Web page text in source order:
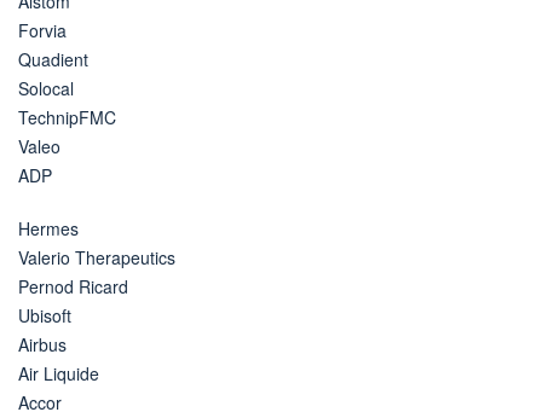
Forvia
Quadient
Solocal
TechnipFMC
Valeo
ADP
Hermes
Valerio Therapeutics
Pernod Ricard
Ubisoft
Airbus
Air Liquide
Accor